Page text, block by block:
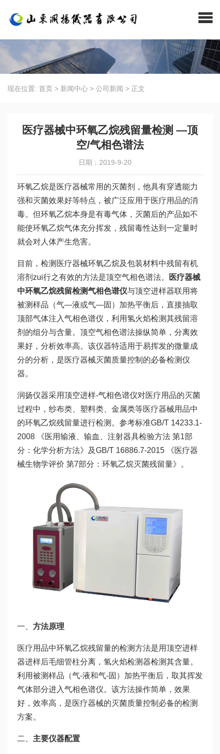
现在位置: 首页 > 新闻中心 > 公司新闻 > 正文
医疗器械中环氧乙烷残留量检测 —顶
空/气相色谱法
日期：2019-9-20
环氧乙烷是医疗器械常用的灭菌剂，他具有穿透能力
强和灭菌效果好等特点，被广泛应用于医疗用品的消
毒。但环氧乙烷本身是有毒气体，灭菌后的产品如不
能使环氧乙烷气体充分挥发，残留毒性达到一定量时
就会对人体产生危害。
目前，检测医疗器械环氧乙烷及包装材料中残留有机
溶剂zui行之有效的方法是顶空气相色谱法。
医疗器械
中环氧乙烷残留检测气相色谱仪与顶空进样器联用将
被测样品（气—液或气—固）加热平衡后，直接抽取
顶部气体注入气相色谱仪，利用氢火焰检测其残留溶
剂的组分与含量。顶空气相色谱法操纵简单，分离效
果好，分析效率高。该仪器特适用于易挥发的微量成
分的分析，是医疗器械灭菌质量控制的必备检测仪
器。
润扬仪器采用顶空进样-气相色谱仪对医疗用品的灭菌
过程中，纱布类、塑料类、金属类等医疗器械用品中
的环氧乙烷残留量进行检测。参考标准GB/T 14233.1-
2008 《医用输液、输血、注射器具检验方法 第1部
分：化学分析方法》及GB/T 16886.7-2015 《医疗器
械生物学评价 第7部分：环氧乙烷灭菌残留量》。
一、 方法原理
医疗用品中环氧乙烷残留量的检测方法是用顶空进样
器进样后毛细管柱分离，氢火焰检测器检测其含量。
利用被测样品（气-液和气-固）加热平衡后，取其挥发
气体部分进入气相色谱仪。该方法操作简单，效果
好，效率高，是医疗器械的灭菌质量控制必备的检测
方案。
二、 主要仪器配置